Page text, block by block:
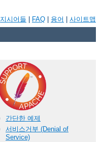
지시어들 FAQ 용어 사이트맵
간단한 예제
서비스거부 (Denial of
Service)